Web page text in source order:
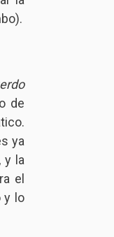
de
ya
y la
el
y lo